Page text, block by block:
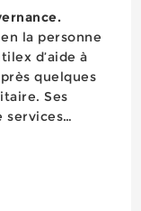
la personne
d’aide à
quelques
Ses
services